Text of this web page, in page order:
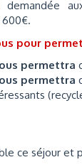
demandée
pour
permettra
permettra
ce séjour